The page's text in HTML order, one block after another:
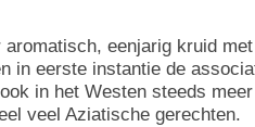
eenjarig kruid
in eerste instantie de
in het Westen steeds
veel Aziatische gerechten.